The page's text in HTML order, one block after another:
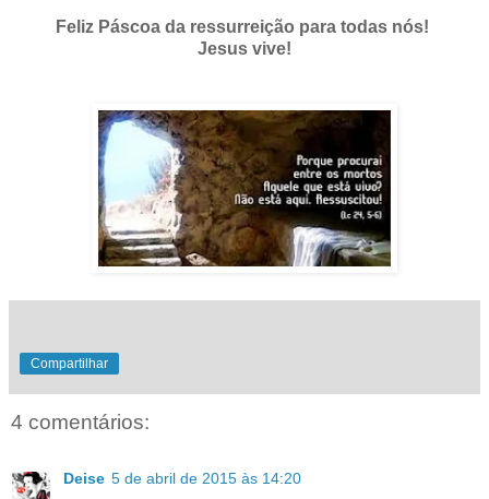
Feliz Páscoa da ressurreição para todas nós!
Jesus vive!
Compartilhar
4 comentários:
Deise 5 de abril de 2015 às 14:20